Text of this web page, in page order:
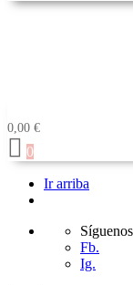
0,00 €
0
Ir arriba
Síguenos
Fb.
Ig.